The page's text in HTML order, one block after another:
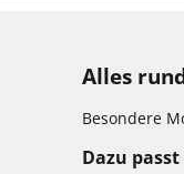
Alles
Besondere
Dazu